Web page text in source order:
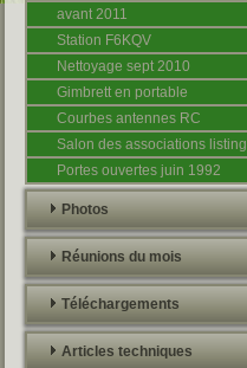
avant 2011
Station F6KQV
Nettoyage sept 2010
Gimbrett en portable
Courbes antennes RC
Salon des associations listing
Portes ouvertes juin 1992
Photos
Réunions du mois
Téléchargements
Articles techniques